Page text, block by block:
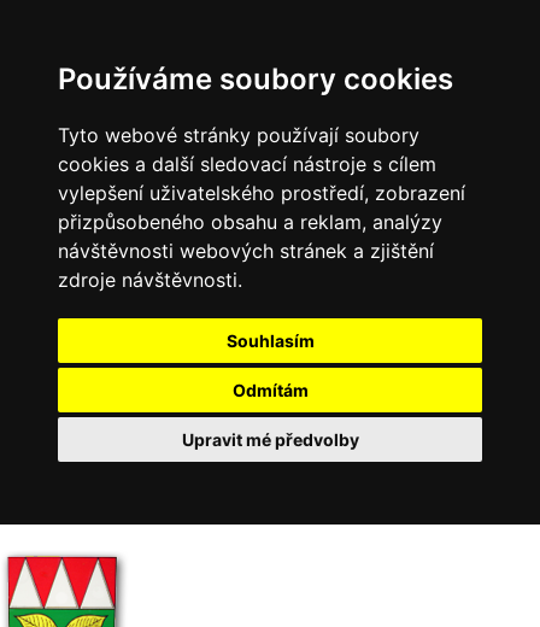
Používáme soubory cookies
Tyto webové stránky používají soubory
cookies a další sledovací nástroje s cílem
vylepšení uživatelského prostředí, zobrazení
přizpůsobeného obsahu a reklam, analýzy
návštěvnosti webových stránek a zjištění
zdroje návštěvnosti.
Souhlasím
Odmítám
Upravit mé předvolby